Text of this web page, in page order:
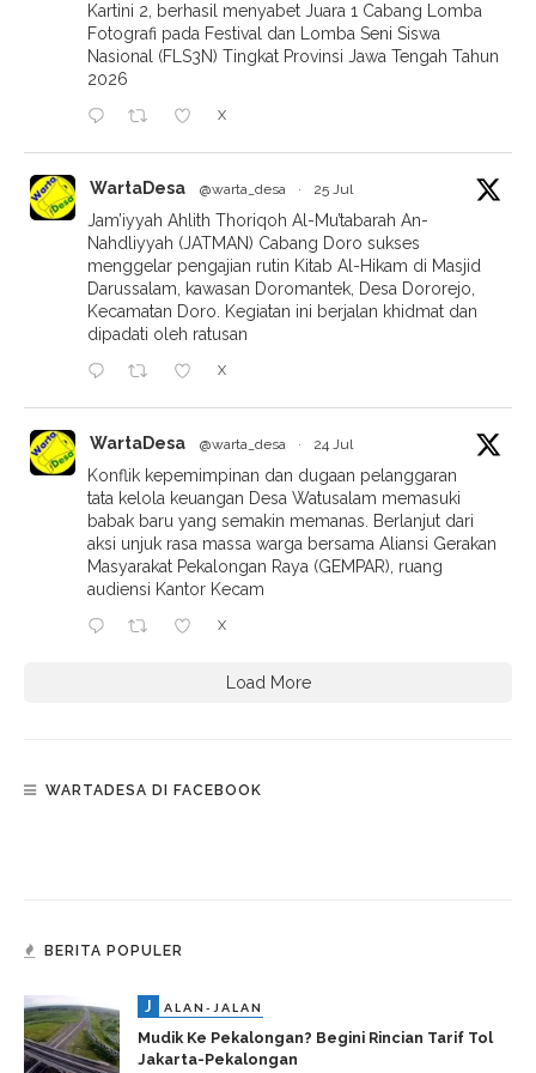
Kartini 2, berhasil menyabet Juara 1 Cabang Lomba
Fotografi pada Festival dan Lomba Seni Siswa
Nasional (FLS3N) Tingkat Provinsi Jawa Tengah Tahun
2026
X
WartaDesa @warta_desa · 25 Jul
Jam’iyyah Ahlith Thoriqoh Al-Mu’tabarah An-
Nahdliyyah (JATMAN) Cabang Doro sukses
menggelar pengajian rutin Kitab Al-Hikam di Masjid
Darussalam, kawasan Doromantek, Desa Dororejo,
Kecamatan Doro. Kegiatan ini berjalan khidmat dan
dipadati oleh ratusan
X
WartaDesa @warta_desa · 24 Jul
Konflik kepemimpinan dan dugaan pelanggaran
tata kelola keuangan Desa Watusalam memasuki
babak baru yang semakin memanas. Berlanjut dari
aksi unjuk rasa massa warga bersama Aliansi Gerakan
Masyarakat Pekalongan Raya (GEMPAR), ruang
audiensi Kantor Kecam
X
Load More
WARTADESA DI FACEBOOK
BERITA POPULER
J ALAN-JALAN
Mudik Ke Pekalongan? Begini Rincian Tarif Tol
Jakarta-Pekalongan